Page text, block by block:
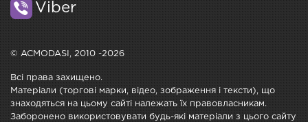
Viber
© ACMODASI, 2010 -2026
Всі права захищено.
Матеріали (торгові марки, відео, зображення і тексти), що
знаходяться на цьому сайті належать їх правовласникам.
Заборонено використовувати будь-які матеріали з цього сайту